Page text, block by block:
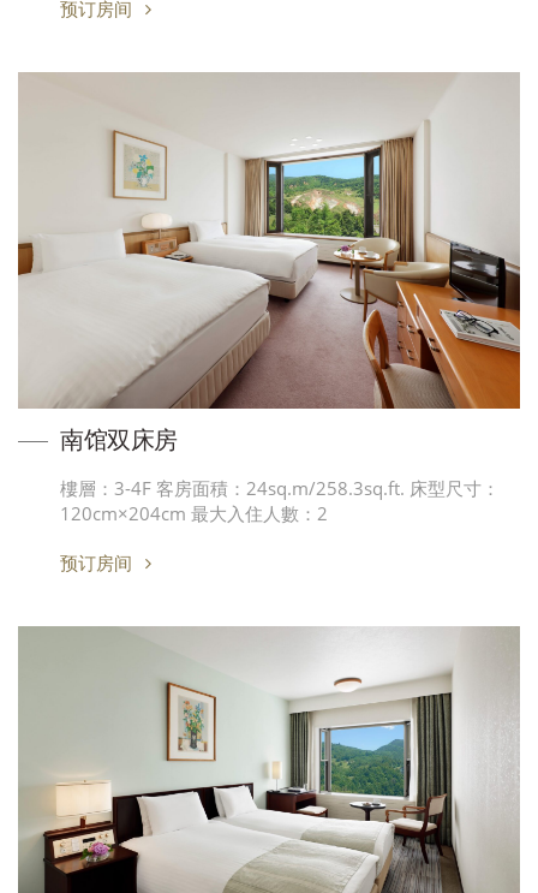
预订房间
南馆双床房
樓層：3-4F 客房面積：24sq.m/258.3sq.ft. 床型尺寸：
120cm×204cm 最大入住人數：2
预订房间